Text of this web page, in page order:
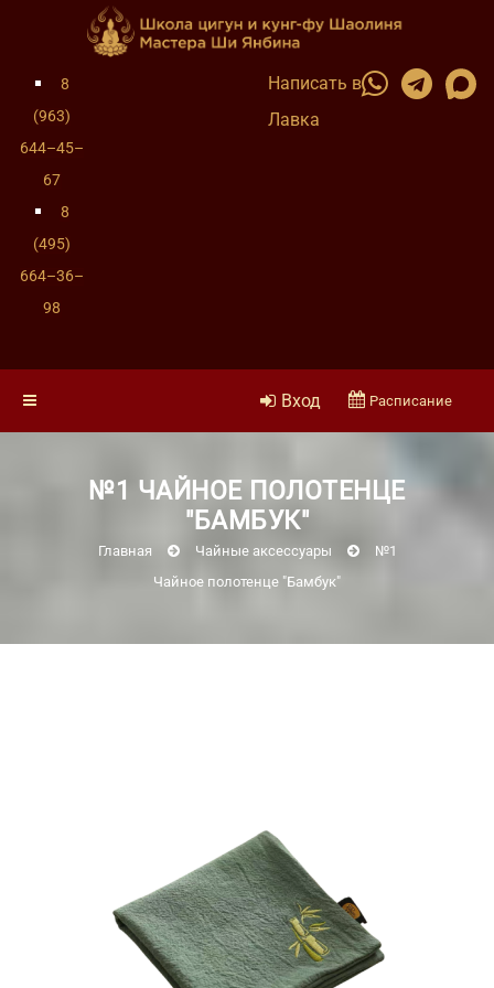
8
(963)
644–45–
67
8
(495)
664–36–
98
Написать в
Лавка
Вход Расписание
№1 ЧАЙНОЕ ПОЛОТЕНЦЕ
"БАМБУК"
Главная Чайные аксессуары
№1
Чайное полотенце "Бамбук"